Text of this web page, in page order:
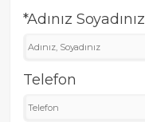
*Adınız Soyadınız
Telefon